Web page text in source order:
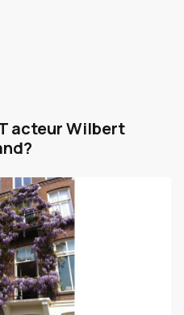
acteur Wilbert